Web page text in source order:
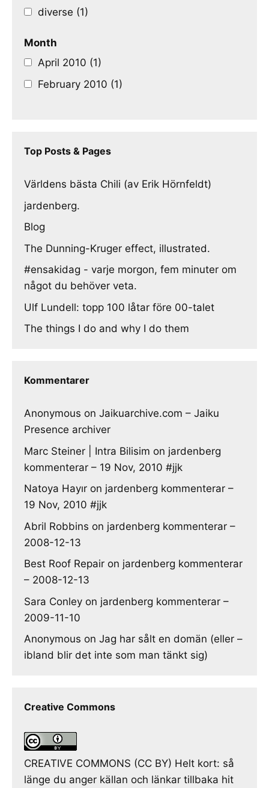
diverse (1)
Month
April 2010 (1)
February 2010 (1)
Top Posts & Pages
Världens bästa Chili (av Erik Hörnfeldt)
jardenberg.
Blog
The Dunning-Kruger effect, illustrated.
#ensakidag - varje morgon, fem minuter om
något du behöver veta.
Ulf Lundell: topp 100 låtar före 00-talet
The things I do and why I do them
Kommentarer
Anonymous on Jaikuarchive.com – Jaiku
Presence archiver
Marc Steiner | Intra Bilisim on jardenberg
kommenterar – 19 Nov, 2010 #jjk
Natoya Hayır on jardenberg kommenterar –
19 Nov, 2010 #jjk
Abril Robbins on jardenberg kommenterar –
2008-12-13
Best Roof Repair on jardenberg kommenterar
– 2008-12-13
Sara Conley on jardenberg kommenterar –
2009-11-10
Anonymous on Jag har sålt en domän (eller –
ibland blir det inte som man tänkt sig)
Creative Commons
CREATIVE COMMONS (CC BY) Helt kort: så
länge du anger källan och länkar tillbaka hit